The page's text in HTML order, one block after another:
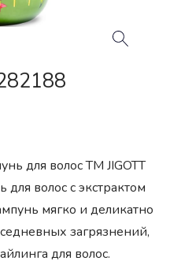
для волос ТМ JIGOTT
волос с экстрактом
мягко и деликатно
загрязнений,
для волос.